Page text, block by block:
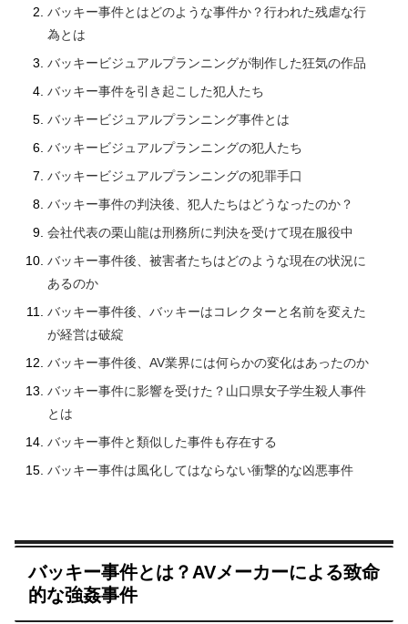
バッキー事件とはどのような事件か？行われた残虐な行
為とは
バッキービジュアルプランニングが制作した狂気の作品
バッキー事件を引き起こした犯人たち
バッキービジュアルプランニング事件とは
バッキービジュアルプランニングの犯人たち
バッキービジュアルプランニングの犯罪手口
バッキー事件の判決後、犯人たちはどうなったのか？
会社代表の栗山龍は刑務所に判決を受けて現在服役中
バッキー事件後、被害者たちはどのような現在の状況に
あるのか
バッキー事件後、バッキーはコレクターと名前を変えた
が経営は破綻
バッキー事件後、AV業界には何らかの変化はあったのか
バッキー事件に影響を受けた？山口県女子学生殺人事件
とは
バッキー事件と類似した事件も存在する
バッキー事件は風化してはならない衝撃的な凶悪事件
バッキー事件とは？AVメーカーによる致命
的な強姦事件